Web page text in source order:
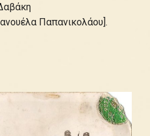
Παπανικολάου].